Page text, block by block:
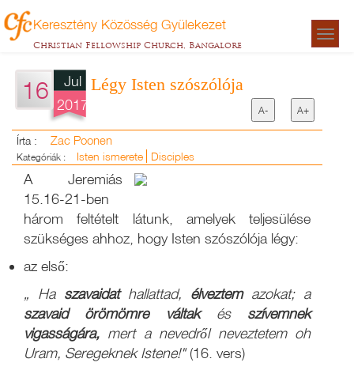
Keresztény Közösség Gyülekezet
Christian Fellowship Church, Bangalore
16
Jul
2017
Légy Isten szószólója
A- A+
Írta : Zac Poonen
Kategóriák : Isten ismerete Disciples
A Jeremiás
15.16-21-ben
három feltételt látunk, amelyek teljesülése
szükséges ahhoz, hogy Isten szószólója légy:
az első:
„
Ha szavaidathallattad, élveztemazokat; a
szavaid örömömre váltakés szívemnek
vigasságára, mert a nevedről neveztetem oh
Uram, Seregeknek Istene!"(16. vers)